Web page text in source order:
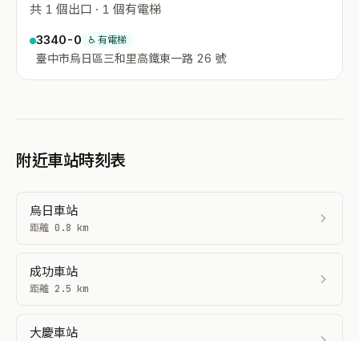
共 1 個出口 · 1 個有電梯
3340-0
♿ 有電梯
臺中市烏日區三和里高鐵東一路 26 號
附近車站時刻表
烏日車站
距離 0.8 km
成功車站
距離 2.5 km
大慶車站